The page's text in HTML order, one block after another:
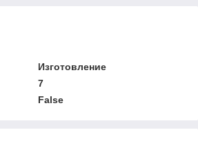
Изготовление
7
False